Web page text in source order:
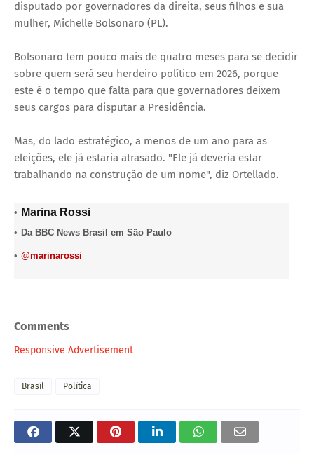
disputado por governadores da direita, seus filhos e sua
mulher, Michelle Bolsonaro (PL).
Bolsonaro tem pouco mais de quatro meses para se decidir
sobre quem será seu herdeiro político em 2026, porque
este é o tempo que falta para que governadores deixem
seus cargos para disputar a Presidência.
Mas, do lado estratégico, a menos de um ano para as
eleições, ele já estaria atrasado. "Ele já deveria estar
trabalhando na construção de um nome", diz Ortellado.
Marina Rossi
R
o
Da BBC News Brasil em São Paulo
X
@marinarossi
Comments
Responsive Advertisement
Brasíl Política